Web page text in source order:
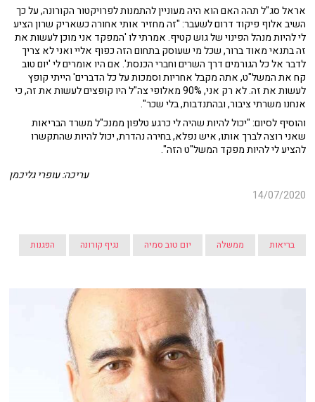
אראל סג"ל תהה האם הוא היה מעוניין להתמנות לפרויקטור הקורונה, על כך
השיב אלוף פיקוד דרום לשעבר: "זה מחזיר אותי אחורה כשאריק שרון הציע
לי להיות מנהל הפינוי של גוש קטיף. אמרתי לו 'המפקד אני מוכן לעשות את
זה בתנאי מאוד ברור, שכל מי שעוסק בתחום הזה כפוף אליי ואני לא צריך
לדבר אל כל הגורמים דרך השרים וחברי הכנסת'. אם היו אומרים לי 'יום טוב
קח את המשל"ט, אתה מקבל אחריות וסמכות על כל הדברים' הייתי קופץ
לעשות את זה. לא רק אני, 90% מאלופי צה"ל היו קופצים לעשות את זה, כי
אנחנו משרתי ציבור, ובהתנדבות, בלי שכר".
והוסיף לסיום: "יכול להיות שהיה לי כרגע טלפון ממנכ"ל משרד הבריאות
שאני רוצה לברך אותו, איש נפלא, בחירה נהדרת, יכול להיות שהתקשרו
להציע לי להיות מפקד המשל"ט הזה".
עריכה: עופרי גליכמן
14/07/2020
בריאות ממשלה יום טוב סמיה נגיף קורונה הפגנות